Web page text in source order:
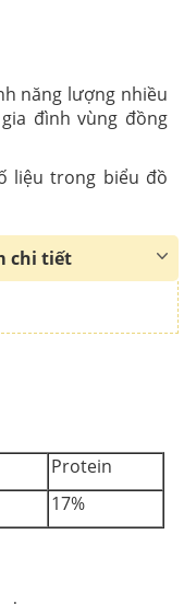
năng lượng nhiều
đình vùng đồng
liệu trong biểu đồ
chi tiết
Protein
17%